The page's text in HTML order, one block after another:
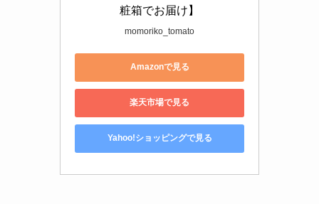
粧箱でお届け】
momoriko_tomato
Amazonで見る
楽天市場で見る
Yahoo!ショッピングで見る